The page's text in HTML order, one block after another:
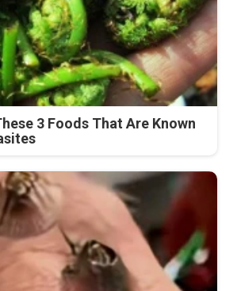
3 Foods That Are Known